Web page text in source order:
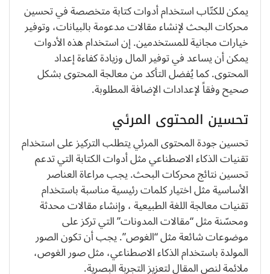
يمكن للكتّاب استخدام أدوات كتابة متخصصة في تحسين
محركات البحث لإنشاء مقالات مدعومة بالبيانات، وتوفير
خيارات مجانية للمستخدمين. إن استخدام هذه الأدوات
يمكن أن يساعد في توفير المال وزيادة كفاءة إعداد
المحتوى. كما يُفضل التأكد من معالجة المحتوى بشكل
صحيح وفقاً لإعدادات الإضافة المطلوبة.
تحسين المحتوى المرئي
تحسين جودة المحتوى المرئي يتطلب التركيز على استخدام
تقنيات الذكاء الاصطناعي مثل أدوات الكتابة التي تدعم
تحسين نتائج محركات البحث. يجب مراعاة العناصر
الأساسية مثل اختيار كلمات رئيسية مناسبة باستخدام
تقنيات معالجة اللغة الطبيعية ، وإنشاء مقالات محدثة
ومحسّنة مثل “مقالات المدونات” التي تركز على
موضوعات شائعة مثل “الغوص”. يجب أن تكون الصور
المولدة باستخدام الذكاء الاصطناعي، مثل صور الغوص،
ملائمة لنص المقال لتعزيز التجربة البصرية.